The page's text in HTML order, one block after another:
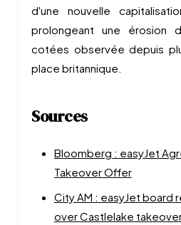
d'une nouvelle
prolongeant une érosion
cotées observée depuis
place britannique.
Sources
Bloomberg : easyJet
Takeover Offer
City AM : easyJet board
over Castlelake